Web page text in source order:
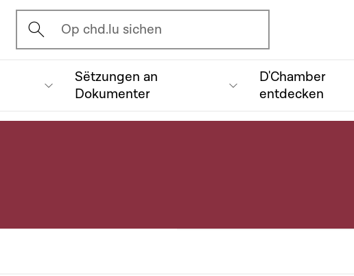
Ouvrir l'écran de recherche
Op chd.lu sichen
Sëtzungen an
Dokumenter
D'Chamber
entdecken